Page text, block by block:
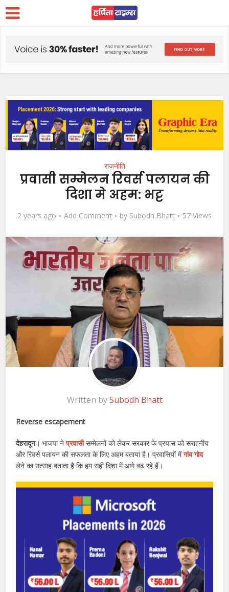
राजनीति
प्रवासी सम्मेलन रिवर्स पलायन की
दिशा मे अहम: भट्ट
2 years ago Add Comment by Subodh Bhatt 57 Views
Written bySubodh Bhatt
Reverse escapement
देहरादून।भाजपा नेप्रवासीसम्मेलनों को लेकर सरकार के प्रयास को सराहनीय
और रिवर्स पलायन की सफलता के लिए अहम बताया है। प्रवासियों मेंगांव गोद
लेने का उत्साह बताता है कि हम सही दिशा में आगे बढ़ रहे हैं।